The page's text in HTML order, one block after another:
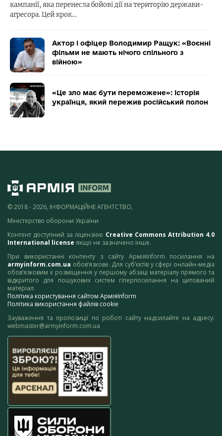
кампанії, яка перенесла бойові дії на територію держави-
агресора. Цей крок…
Актор і офіцер Володимир Ращук: «Воєнні
фільми не мають нічого спільного з
війною»
«Це зло має бути переможене»: історія
українця, який пережив російський полон
© 2018 - 2026, ІНФОРМАЦІЙНЕ АГЕНТСТВО,
Міністерство оборони України
Контент доступний за ліцензією Creative Commons Attribution 4.0
International license якщо не зазначено інше.
При використанні контенту з сайту АрміяInform посилання на
armyinform.com.ua обов’язкове. Для суб’єктів у сфері онлайн-медіа
обов’язковим є розміщення у першому абзаці матеріалу прямого та
відкритого для пошукових систем гіперпосилання на цитований
матеріал.
Політика користування сайтом АрміяInform
Політика використання файлів cookie
Зауваження та пропозиції по роботі сайту надсилайте на адресу:
webmaster@armyinform.com.ua